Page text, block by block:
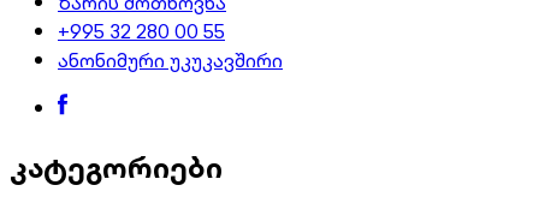
+995 32 280 00 55
ანონიმური უკუკავშირი
კატეგორიები